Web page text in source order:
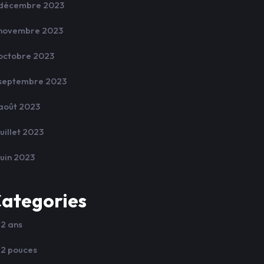
2023
2023
2023
2023
2023
2023
2023
ans
pouces